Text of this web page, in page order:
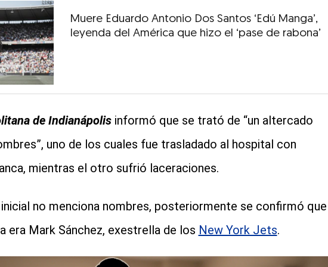
Muere Eduardo Antonio Dos Santos ‘Edú Manga’,
leyenda del América que hizo el ‘pase de rabona’
de Indianápolisinformó que se trató de “un altercado
uno de los cuales fue trasladado al hospital con
mientras el otro sufrió laceraciones.
no menciona nombres, posteriormente se confirmó que
era Mark Sánchez, exestrella de los New York Jets.